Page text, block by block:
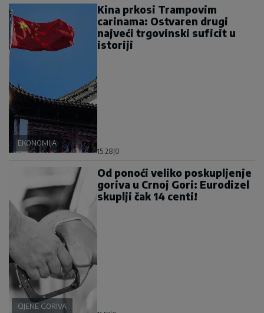
EKONOMIJA
Kina prkosi Trampovim
carinama: Ostvaren drugi
najveći trgovinski suficit u
istoriji
15:28 0
CIJENE GORIVA
Od ponoći veliko poskupljenje
goriva u Crnoj Gori: Eurodizel
skuplji čak 14 centi!